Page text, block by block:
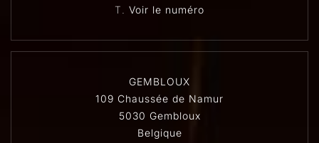
T. Voir le numéro
GEMBLOUX
109 Chaussée de Namur
5030 Gembloux
Belgique